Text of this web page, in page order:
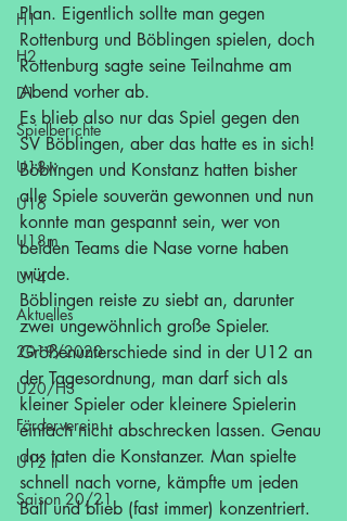
H1
H2
D1
Spielberichte
U18w
U16
U18m
U14
Aktuelles
2019/2020
U20/H3
Förderverein
U12 II
Saison 20/21
Plan. Eigentlich sollte man gegen
Rottenburg und Böblingen spielen, doch
Rottenburg sagte seine Teilnahme am
Abend vorher ab.
Es blieb also nur das Spiel gegen den
SV Böblingen, aber das hatte es in sich!
Böblingen und Konstanz hatten bisher
alle Spiele souverän gewonnen und nun
konnte man gespannt sein, wer von
beiden Teams die Nase vorne haben
würde.
Böblingen reiste zu siebt an, darunter
zwei ungewöhnlich große Spieler.
Größenunterschiede sind in der U12 an
der Tagesordnung, man darf sich als
kleiner Spieler oder kleinere Spielerin
einfach nicht abschrecken lassen. Genau
das taten die Konstanzer. Man spielte
schnell nach vorne, kämpfte um jeden
Ball und blieb (fast immer) konzentriert.